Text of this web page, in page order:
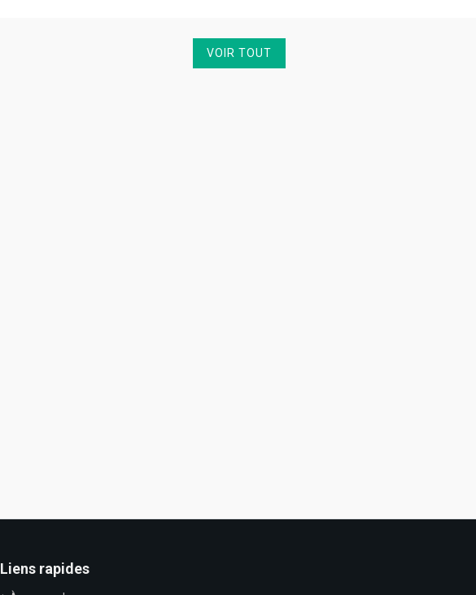
VOIR TOUT
Liens rapides